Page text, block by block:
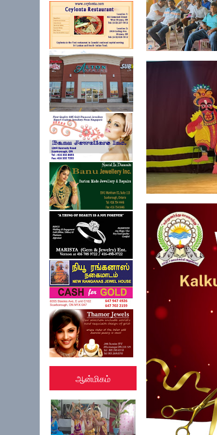
ஆன்மிகம்
ஓய்வூதியத்தை
கல்குடா கல்வி
ஏற்பாட்டில...